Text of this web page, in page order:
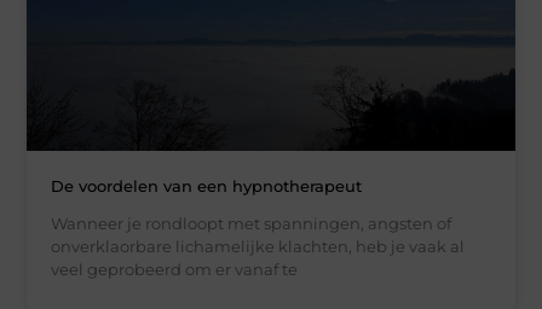
De voordelen van een hypnotherapeut
Wanneer je rondloopt met spanningen, angsten of
onverklaorbare lichamelijke klachten, heb je vaak al
veel geprobeerd om er vanaf te